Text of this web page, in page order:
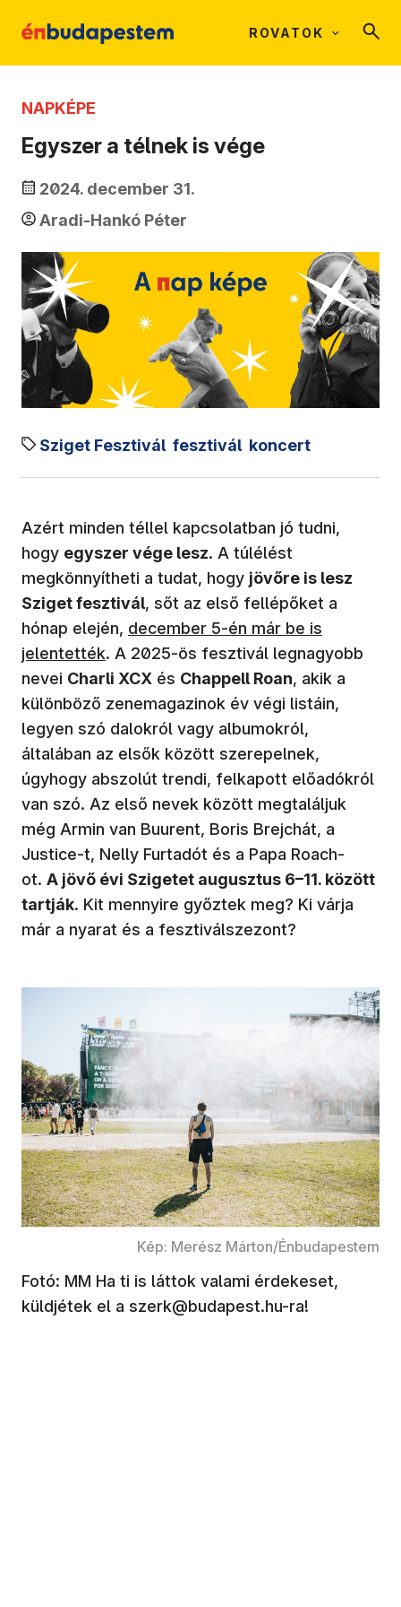
ROVATOK
NAPKÉPE
Egyszer a télnek is vége
2024. december 31.
Aradi-Hankó Péter
Sziget Fesztivál fesztivál koncert
Azért minden téllel kapcsolatban jó tudni,
hogy egyszer vége lesz. A túlélést
megkönnyítheti a tudat, hogy jövőre is lesz
Sziget fesztivál, sőt az első fellépőket a
hónap elején, (új ablakban nyílik meg)
december 5-én már be is
jelentették. A 2025-ös fesztivál legnagyobb
nevei Charli XCX és Chappell Roan, akik a
különböző zenemagazinok év végi listáin,
legyen szó dalokról vagy albumokról,
általában az elsők között szerepelnek,
úgyhogy abszolút trendi, felkapott előadókról
van szó. Az első nevek között megtaláljuk
még Armin van Buurent, Boris Brejchát, a
Justice-t, Nelly Furtadót és a Papa Roach-
ot. A jövő évi Szigetet augusztus 6–11. között
tartják. Kit mennyire győztek meg? Ki várja
már a nyarat és a fesztiválszezont?
Kép: Merész Márton/Énbudapestem
Fotó: MM Ha ti is láttok valami érdekeset,
küldjétek el a szerk@budapest.hu-ra!